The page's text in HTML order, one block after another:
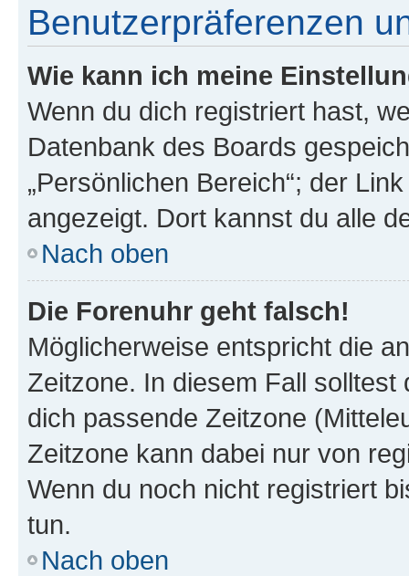
Benutzerpräferenzen
Wie kann ich meine
Wenn du dich registriert hast,
Datenbank des Boards
„Persönlichen Bereich“; der
angezeigt. Dort kannst du alle
Nach oben
Die Forenuhr geht falsch!
Möglicherweise entspricht die
Zeitzone. In diesem Fall solltest
dich passende Zeitzone
Zeitzone kann dabei nur von
Wenn du noch nicht registriert
tun.
Nach oben